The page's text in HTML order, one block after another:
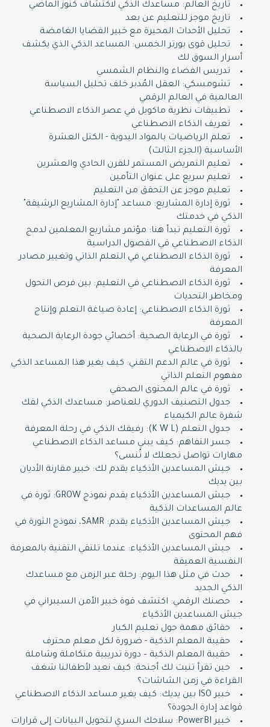
تاريخ العالم: مساعدك الذكي لاكتشاف كنوز الماضي
تاريخ موجز للتعليم عن بعد
تحليل الأحداث المحيرة مع خبير القضايا الغامضة
تحليل قوى بورتر الخمس: المساعد الذكي الذي يكشف
أسرار السوق لك
تدريس الفضاء والنظام الشمسي
تشومسكي: العقل المُدبر خلف تحليل السياسة
العالمية في العالم الرقمي
تطبيقات نظرية ماكويل في عصر الذكاء الاصطناعي
تعريف الذكاء الاصطناعي
تعلم الرياضيات بالمواد اليدوية - الكتل العشرة
الأساسية (الجزء الثالث)
تعليم التمريض المستمر للقرن الحادي والعشرين
تعليم سريع على عنوان التأمين
تعليم موجز عن التحقق من التعليم
ثورة إدارة المشاريع: مساعد "إدارة المشاريع الرشيقة"
الذكي في خدمتك
ثورة التعليم تبدأ هنا: مؤتمر مشاريع المعلمين لدمج
الذكاء الاصطناعي في الفصول الدراسية
ثورة الذكاء الاصطناعي في التعلم الذاتي وتغيير مصادر
المعرفة
ثورة الذكاء الاصطناعي في التعليم: بين فرص التحول
ومخاطر التحديات
ثورة الذكاء الاصطناعي: إعادة صياغة التعلم وإنتاج
المعرفة
ثورة في الرعاية الصحية: أخصائي جودة الرعاية الصحية
بالذكاء الاصطناعي
ثورة في عالم الدعم التقني: كيف يغير هذا المساعد الذكي
مفهوم التعلم الذاتي
ثورة في عالم المحتوى الصحفي
جدول التصنيف الدوري للعناصر: مساعدك الذكي لفك
شفرة عالم الكيمياء
جدول التعلم (K W L): رفيقك الذكي في رحلة المعرفة
جسر التفاهم: كيف يبني مساعد الذكاء الاصطناعي
مهارات تواصل تجعلك لا تُنسى؟
جيش المساعدين الأذكياء يقدم لك: خبير مقارنة الأديان
بين يديك
جيش المساعدين الأذكياء يقدم نموذج GROW: ثورة في
عالم المساعدات الذكية
جيش المساعدين الأذكياء يقدم: SAMR، نموذج الثورة في
فهم المحتوى
جيش المساعدين الأذكياء: عندما تلتقي التقنية بالمعرفة
النفسية العميقة
حدث في مثل هذا اليوم: رحلة عبر الزمن مع مساعدك
الذكي الجديد
حصنك الرقمي: اكتشف قوة خبير الأمن السيبراني في
جيش المساعدين الأذكياء
حقائق مهمة حول تعليم الكبار
حقيبة المعلم الذكية - ضرورة لكل معلم محترف
حقيبة المعلم الذكية – دورة تدريبية متكاملة وشاملة
حين تقرأ تنبت لك أجنحة: كيف نعيد لأطفالنا شغف
القراءة في زمن الشاشات؟
خبير ISO بين يديك: كيف يغير مساعد الذكاء الاصطناعي
قواعد إدارة الجودة؟
خبير PowerBI: سلاحك السري لتحويل البيانات إلى قرارات